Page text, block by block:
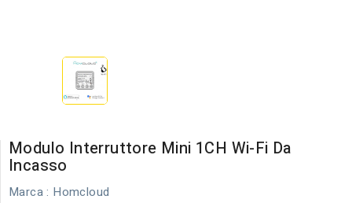
Modulo Interruttore Mini 1CH Wi-Fi Da
Incasso
Marca : Homcloud